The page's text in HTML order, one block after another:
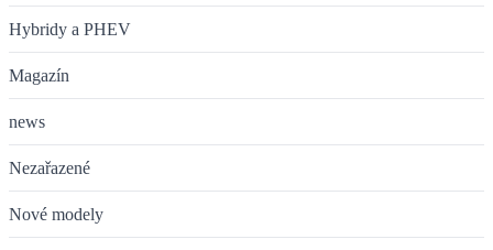
Hybridy a PHEV
Magazín
news
Nezařazené
Nové modely